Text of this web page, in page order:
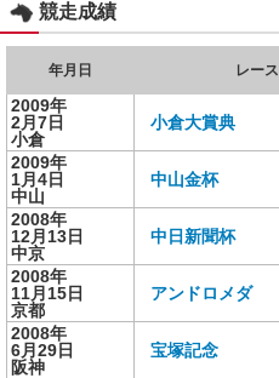
競走成績
年月日 レース
2009年
2月7日
小倉
小倉大賞典
2009年
1月4日
中山
中山金杯
2008年
12月13日
中京
中日新聞杯
2008年
11月15日
京都
アンドロメダ
2008年
6月29日
阪神
宝塚記念